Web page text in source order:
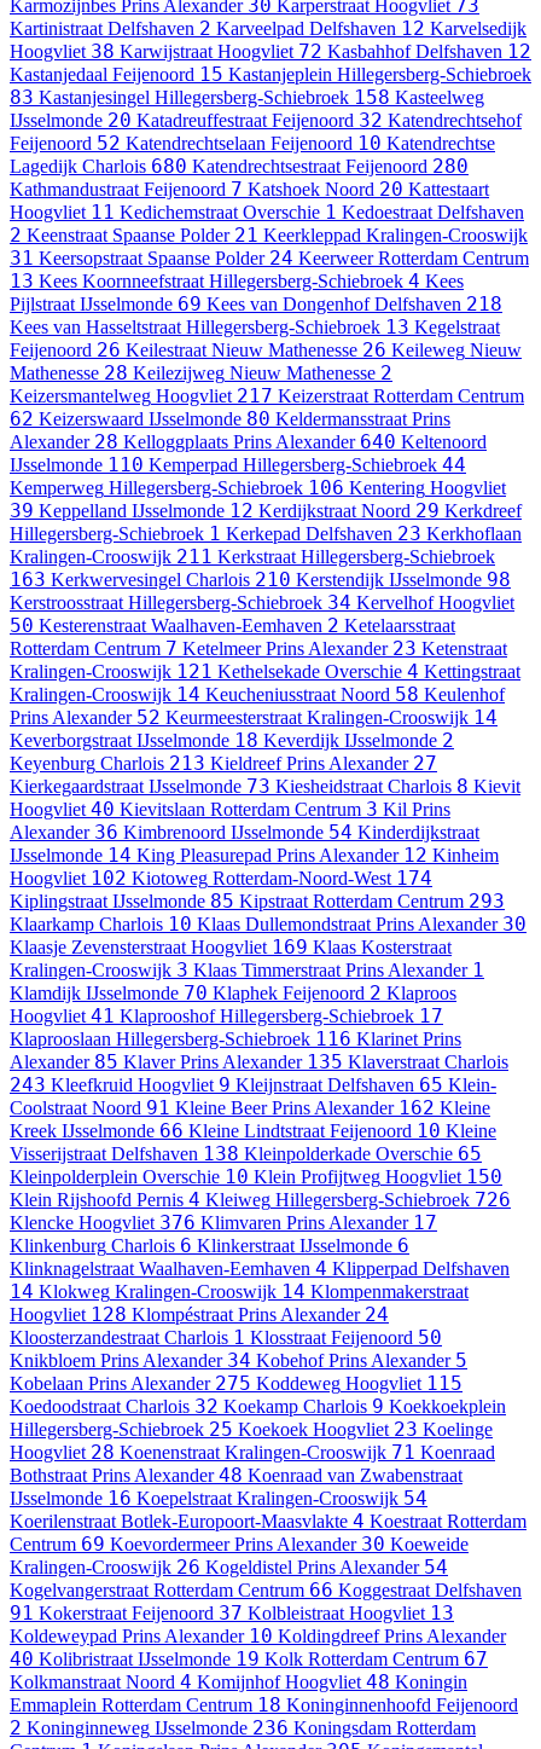
Karmozijnbes Prins Alexander 30 Karperstraat Hoogvliet 73
Kartinistraat Delfshaven 2 Karveelpad Delfshaven 12 Karvelsedijk
Hoogvliet 38 Karwijstraat Hoogvliet 72 Kasbahhof Delfshaven 12
Kastanjedaal Feijenoord 15 Kastanjeplein Hillegersberg-Schiebroek
83 Kastanjesingel Hillegersberg-Schiebroek 158 Kasteelweg
IJsselmonde 20 Katadreuffestraat Feijenoord 32 Katendrechtsehof
Feijenoord 52 Katendrechtselaan Feijenoord 10 Katendrechtse
Lagedijk Charlois 680 Katendrechtsestraat Feijenoord 280
Kathmandustraat Feijenoord 7 Katshoek Noord 20 Kattestaart
Hoogvliet 11 Kedichemstraat Overschie 1 Kedoestraat Delfshaven
2 Keenstraat Spaanse Polder 21 Keerkleppad Kralingen-Crooswijk
31 Keersopstraat Spaanse Polder 24 Keerweer Rotterdam Centrum
13 Kees Koornneefstraat Hillegersberg-Schiebroek 4 Kees
Pijlstraat IJsselmonde 69 Kees van Dongenhof Delfshaven 218
Kees van Hasseltstraat Hillegersberg-Schiebroek 13 Kegelstraat
Feijenoord 26 Keilestraat Nieuw Mathenesse 26 Keileweg Nieuw
Mathenesse 28 Keilezijweg Nieuw Mathenesse 2
Keizersmantelweg Hoogvliet 217 Keizerstraat Rotterdam Centrum
62 Keizerswaard IJsselmonde 80 Keldermansstraat Prins
Alexander 28 Kelloggplaats Prins Alexander 640 Keltenoord
IJsselmonde 110 Kemperpad Hillegersberg-Schiebroek 44
Kemperweg Hillegersberg-Schiebroek 106 Kentering Hoogvliet
39 Keppelland IJsselmonde 12 Kerdijkstraat Noord 29 Kerkdreef
Hillegersberg-Schiebroek 1 Kerkepad Delfshaven 23 Kerkhoflaan
Kralingen-Crooswijk 211 Kerkstraat Hillegersberg-Schiebroek
163 Kerkwervesingel Charlois 210 Kerstendijk IJsselmonde 98
Kerstroosstraat Hillegersberg-Schiebroek 34 Kervelhof Hoogvliet
50 Kesterenstraat Waalhaven-Eemhaven 2 Ketelaarsstraat
Rotterdam Centrum 7 Ketelmeer Prins Alexander 23 Ketenstraat
Kralingen-Crooswijk 121 Kethelsekade Overschie 4 Kettingstraat
Kralingen-Crooswijk 14 Keucheniusstraat Noord 58 Keulenhof
Prins Alexander 52 Keurmeesterstraat Kralingen-Crooswijk 14
Keverborgstraat IJsselmonde 18 Keverdijk IJsselmonde 2
Keyenburg Charlois 213 Kieldreef Prins Alexander 27
Kierkegaardstraat IJsselmonde 73 Kiesheidstraat Charlois 8 Kievit
Hoogvliet 40 Kievitslaan Rotterdam Centrum 3 Kil Prins
Alexander 36 Kimbrenoord IJsselmonde 54 Kinderdijkstraat
IJsselmonde 14 King Pleasurepad Prins Alexander 12 Kinheim
Hoogvliet 102 Kiotoweg Rotterdam-Noord-West 174
Kiplingstraat IJsselmonde 85 Kipstraat Rotterdam Centrum 293
Klaarkamp Charlois 10 Klaas Dullemondstraat Prins Alexander 30
Klaasje Zevensterstraat Hoogvliet 169 Klaas Kosterstraat
Kralingen-Crooswijk 3 Klaas Timmerstraat Prins Alexander 1
Klamdijk IJsselmonde 70 Klaphek Feijenoord 2 Klaproos
Hoogvliet 41 Klaprooshof Hillegersberg-Schiebroek 17
Klaprooslaan Hillegersberg-Schiebroek 116 Klarinet Prins
Alexander 85 Klaver Prins Alexander 135 Klaverstraat Charlois
243 Kleefkruid Hoogvliet 9 Kleijnstraat Delfshaven 65 Klein-
Coolstraat Noord 91 Kleine Beer Prins Alexander 162 Kleine
Kreek IJsselmonde 66 Kleine Lindtstraat Feijenoord 10 Kleine
Visserijstraat Delfshaven 138 Kleinpolderkade Overschie 65
Kleinpolderplein Overschie 10 Klein Profijtweg Hoogvliet 150
Klein Rijshoofd Pernis 4 Kleiweg Hillegersberg-Schiebroek 726
Klencke Hoogvliet 376 Klimvaren Prins Alexander 17
Klinkenburg Charlois 6 Klinkerstraat IJsselmonde 6
Klinknagelstraat Waalhaven-Eemhaven 4 Klipperpad Delfshaven
14 Klokweg Kralingen-Crooswijk 14 Klompenmakerstraat
Hoogvliet 128 Klompéstraat Prins Alexander 24
Kloosterzandestraat Charlois 1 Klosstraat Feijenoord 50
Knikbloem Prins Alexander 34 Kobehof Prins Alexander 5
Kobelaan Prins Alexander 275 Koddeweg Hoogvliet 115
Koedoodstraat Charlois 32 Koekamp Charlois 9 Koekkoekplein
Hillegersberg-Schiebroek 25 Koekoek Hoogvliet 23 Koelinge
Hoogvliet 28 Koenenstraat Kralingen-Crooswijk 71 Koenraad
Bothstraat Prins Alexander 48 Koenraad van Zwabenstraat
IJsselmonde 16 Koepelstraat Kralingen-Crooswijk 54
Koerilenstraat Botlek-Europoort-Maasvlakte 4 Koestraat Rotterdam
Centrum 69 Koevordermeer Prins Alexander 30 Koeweide
Kralingen-Crooswijk 26 Kogeldistel Prins Alexander 54
Kogelvangerstraat Rotterdam Centrum 66 Koggestraat Delfshaven
91 Kokerstraat Feijenoord 37 Kolbleistraat Hoogvliet 13
Koldeweypad Prins Alexander 10 Koldingdreef Prins Alexander
40 Kolibristraat IJsselmonde 19 Kolk Rotterdam Centrum 67
Kolkmanstraat Noord 4 Komijnhof Hoogvliet 48 Koningin
Emmaplein Rotterdam Centrum 18 Koninginnenhoofd Feijenoord
2 Koninginneweg IJsselmonde 236 Koningsdam Rotterdam